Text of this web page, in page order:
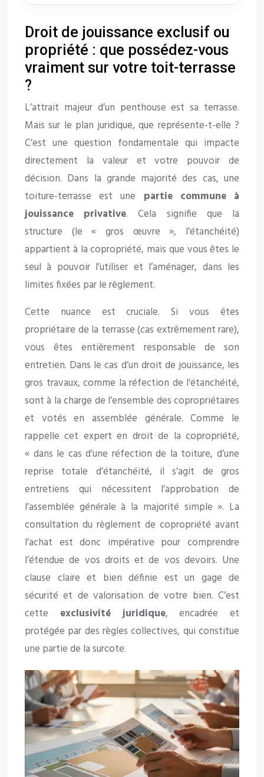
Droit de jouissance exclusif ou
propriété : que possédez-vous
vraiment sur votre toit-terrasse
?
L’attrait majeur d’un penthouse est sa terrasse.
Mais sur le plan juridique, que représente-t-elle ?
C’est une question fondamentale qui impacte
directement la valeur et votre pouvoir de
décision. Dans la grande majorité des cas, une
toiture-terrasse est une partie commune à
jouissance privative. Cela signifie que la
structure (le « gros œuvre », l’étanchéité)
appartient à la copropriété, mais que vous êtes le
seul à pouvoir l’utiliser et l’aménager, dans les
limites fixées par le règlement.
Cette nuance est cruciale. Si vous êtes
propriétaire de la terrasse (cas extrêmement rare),
vous êtes entièrement responsable de son
entretien. Dans le cas d’un droit de jouissance, les
gros travaux, comme la réfection de l’étanchéité,
sont à la charge de l’ensemble des copropriétaires
et votés en assemblée générale. Comme le
rappelle cet expert en droit de la copropriété,
« dans le cas d’une réfection de la toiture, d’une
reprise totale d’étanchéité, il s’agit de gros
entretiens qui nécessitent l’approbation de
l’assemblée générale à la majorité simple ». La
consultation du règlement de copropriété avant
l’achat est donc impérative pour comprendre
l’étendue de vos droits et de vos devoirs. Une
clause claire et bien définie est un gage de
sécurité et de valorisation de votre bien. C’est
cette exclusivité juridique, encadrée et
protégée par des règles collectives, qui constitue
une partie de la surcote.